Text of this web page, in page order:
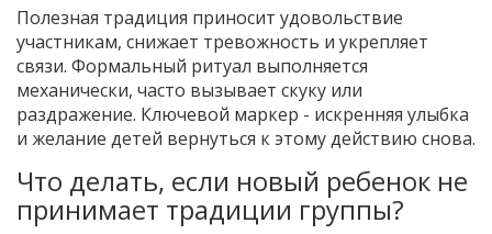
Полезная традиция приносит удовольствие
участникам, снижает тревожность и укрепляет
связи. Формальный ритуал выполняется
механически, часто вызывает скуку или
раздражение. Ключевой маркер - искренняя улыбка
и желание детей вернуться к этому действию снова.
Что делать, если новый ребенок не
принимает традиции группы?